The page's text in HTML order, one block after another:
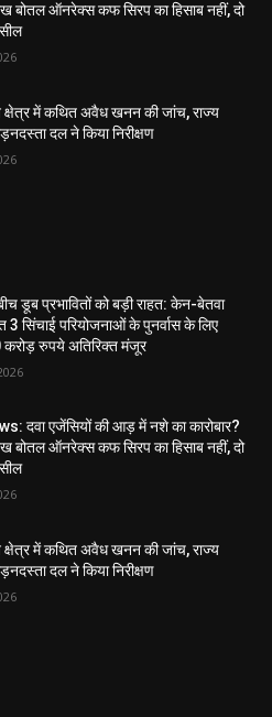
बोतल ऑनरेक्स कफ सिरप का हिसाब नहीं, दो
क्षेत्र में कथित अवैध खनन की जांच, राज्य
दल ने किया निरीक्षण
डूब प्रभावितों को बड़ी राहत: केन-बेतवा
3 सिंचाई परियोजनाओं के पुनर्वास के लिए
रुपये अतिरिक्त मंजूर
दवा एजेंसियों की आड़ में नशे का कारोबार?
बोतल ऑनरेक्स कफ सिरप का हिसाब नहीं, दो
क्षेत्र में कथित अवैध खनन की जांच, राज्य
दल ने किया निरीक्षण